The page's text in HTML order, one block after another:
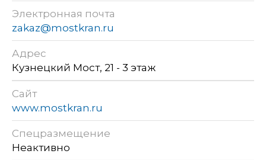
Электронная почта
zakaz@mostkran.ru
Адрес
Кузнецкий Мост, 21 - 3 этаж
Сайт
www.mostkran.ru
Спецразмещение
Неактивно